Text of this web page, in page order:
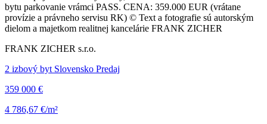
bytu parkovanie vrámci PASS. CENA: 359.000 EUR (vrátane
provízie a právneho servisu RK) © Text a fotografie sú autorským
dielom a majetkom realitnej kancelárie FRANK ZICHER
FRANK ZICHER s.r.o.
2 izbový byt Slovensko Predaj
359 000 €
4 786,67 €/m²